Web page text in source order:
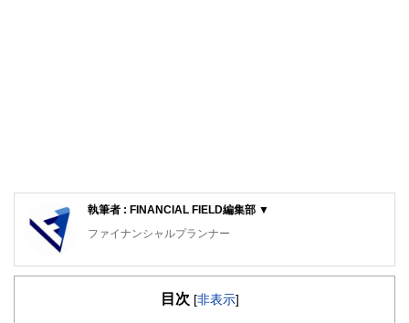
執筆者 : FINANCIAL FIELD編集部 ▼
ファイナンシャルプランナー
FinancialField編集部は、金融、経済に関する記事を、日々
知識がない方でも理解できるようわかりやすく発信していま
目次 [非表示]